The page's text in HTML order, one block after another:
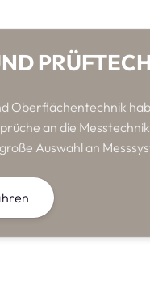
Oberflächentechnik
an die
Auswahl an